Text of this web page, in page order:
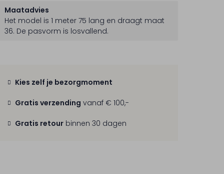
Maatadvies
Het model is 1 meter 75 lang en draagt maat
36. De pasvorm is losvallend.
Kies zelf je bezorgmoment
Gratis verzending vanaf € 100,-
Gratis retour binnen 30 dagen